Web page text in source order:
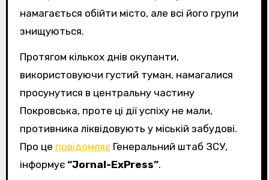
намагається обійти місто, але всі його групи
знищуються.
Протягом кількох днів окупанти,
використовуючи густий туман, намагалися
просунутися в центральну частину
Покровська, проте ці дії успіху не мали,
противника ліквідовують у міській забудові.
Про це повідомляєГенеральний штаб ЗСУ,
інформує “Jornal-ExPress”.